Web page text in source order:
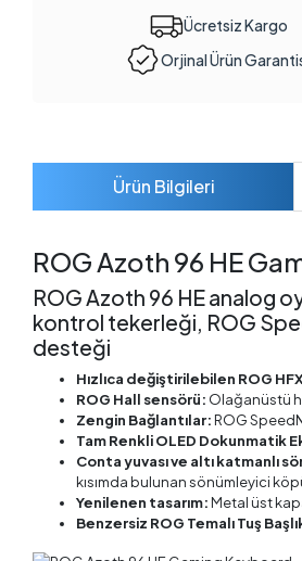
Ücretsiz Kargo
Orjinal Ürün
Ürün Bilgileri
ROG Azoth 96 HE
ROG Azoth 96 HE analog
kontrol tekerleği, ROG
desteği
Hızlıca değiştirilebilen ROG
ROG Hall sensörü: Olağanüstü
Zengin Bağlantılar:ROG
Tam Renkli OLED Dokunmatik
Conta yuvası ve altı katmanlı
kısımda bulunan sönümleyici
Yenilenen tasarım:Metal üst
Benzersiz ROG Temalı Tuş